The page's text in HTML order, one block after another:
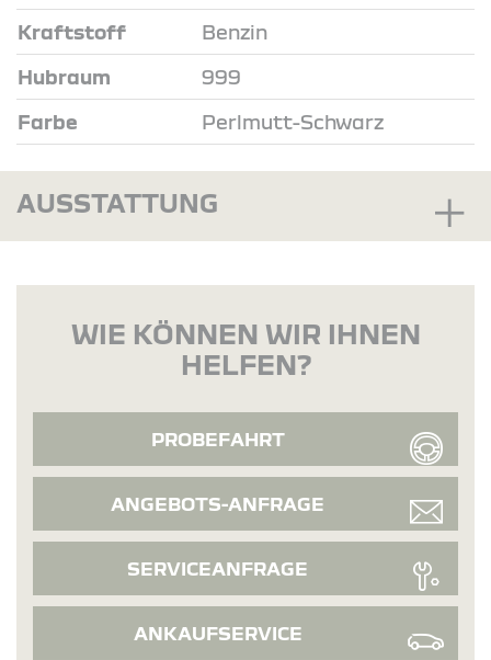
Kraftstoff Benzin
Hubraum 999
Farbe Perlmutt-Schwarz
AUSSTATTUNG
WIE KÖNNEN WIR IHNEN
HELFEN?
PROBEFAHRT
ANGEBOTS-ANFRAGE
SERVICEANFRAGE
ANKAUFSERVICE